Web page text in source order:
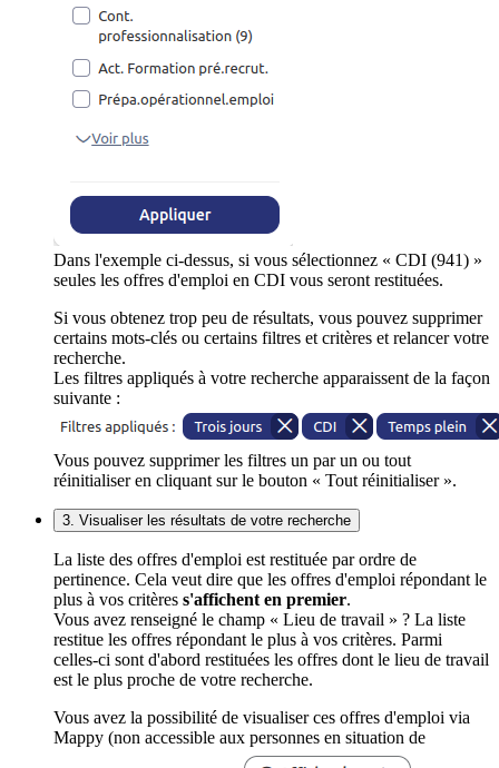
Dans l'exemple ci-dessus, si vous sélectionnez « CDI (941) »
seules les offres d'emploi en CDI vous seront restituées.
Si vous obtenez trop peu de résultats, vous pouvez supprimer
certains mots-clés ou certains filtres et critères et relancer votre
recherche.
Les filtres appliqués à votre recherche apparaissent de la façon
suivante :
Vous pouvez supprimer les filtres un par un ou tout
réinitialiser en cliquant sur le bouton « Tout réinitialiser ».
3. Visualiser les résultats de votre recherche
La liste des offres d'emploi est restituée par ordre de
pertinence. Cela veut dire que les offres d'emploi répondant le
plus à vos critères s'affichent en premier.
Vous avez renseigné le champ « Lieu de travail » ? La liste
restitue les offres répondant le plus à vos critères. Parmi
celles-ci sont d'abord restituées les offres dont le lieu de travail
est le plus proche de votre recherche.
Vous avez la possibilité de visualiser ces offres d'emploi via
Mappy (non accessible aux personnes en situation de